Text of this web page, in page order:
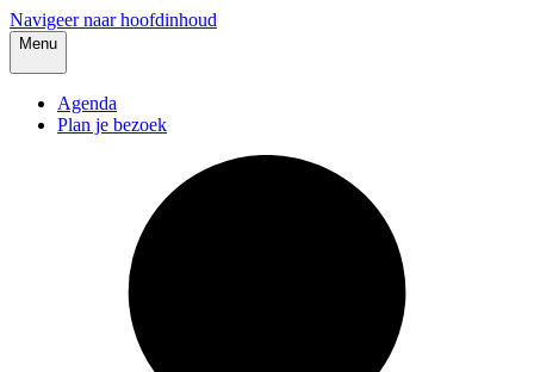
Navigeer naar hoofdinhoud
Menu
Agenda
Plan je bezoek